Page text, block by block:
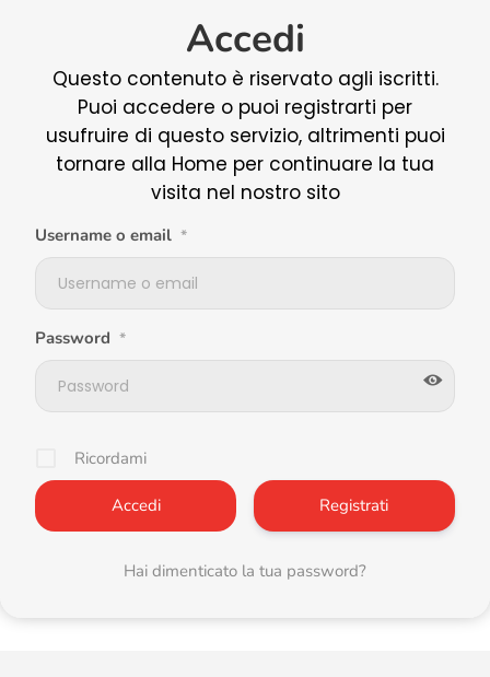
Login
Accedi
Questo contenuto è riservato agli iscritti.
Puoi accedere o puoi registrarti per
usufruire di questo servizio, altrimenti puoi
tornare alla Home per continuare la tua
visita nel nostro sito
Username o email *
Password *
Ricordami
Registrati
Hai dimenticato la tua password?